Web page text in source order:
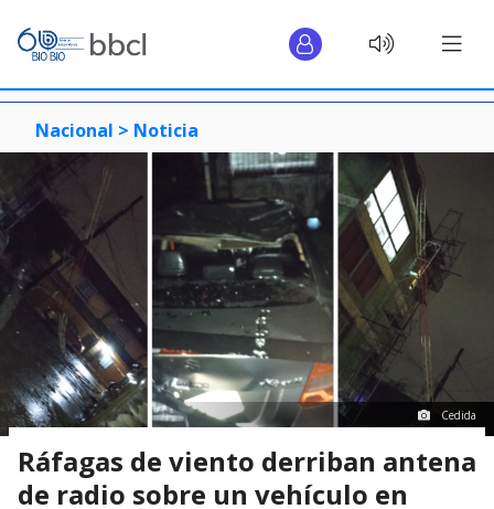
Nacional > Noticia
Cedida
Ráfagas de viento derriban antena
de radio sobre un vehículo en